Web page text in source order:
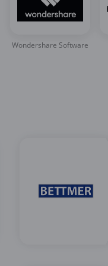
Wondershare Software